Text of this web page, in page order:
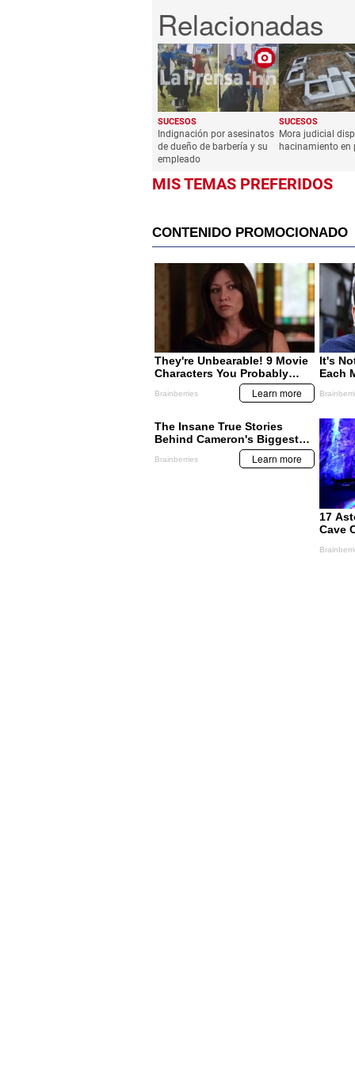
SUCESOS
Indignación por asesinatos
de dueño de barbería y su
empleado
SUCESOS
Mora judicial
hacinamiento en
MIS TEMAS PREFERIDOS